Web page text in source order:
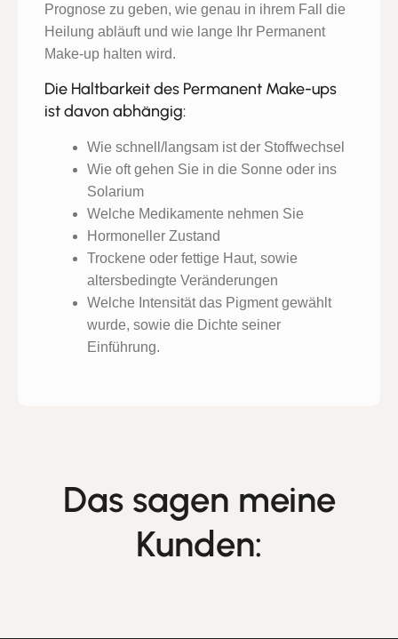
Prognose zu geben, wie genau in ihrem Fall die
Heilung abläuft und wie lange Ihr Permanent
Make-up halten wird.
Die Haltbarkeit des Permanent Make-ups
ist davon abhängig:
Wie schnell/langsam ist der Stoffwechsel
Wie oft gehen Sie in die Sonne oder ins
Solarium
Welche Medikamente nehmen Sie
Hormoneller Zustand
Trockene oder fettige Haut, sowie
altersbedingte Veränderungen
Welche Intensität das Pigment gewählt
wurde, sowie die Dichte seiner
Einführung.
Das sagen meine
Kunden: